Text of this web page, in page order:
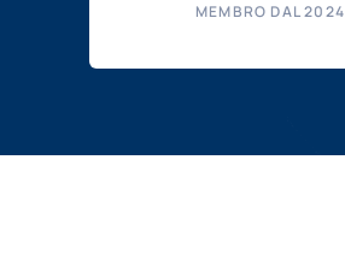
MEMBRO DAL 2024